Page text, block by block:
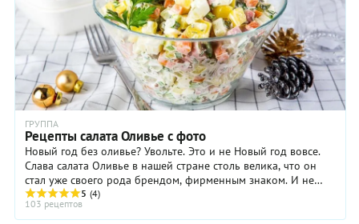
ГРУППА
Рецепты салата Оливье с фото
Новый год без оливье? Увольте. Это и не Новый год вовсе.
Слава салата Оливье в нашей стране столь велика, что он
стал уже своего рода брендом, фирменным знаком. И не
верьте тем, кто при упоминании ...
5 (4)
103 рецептов